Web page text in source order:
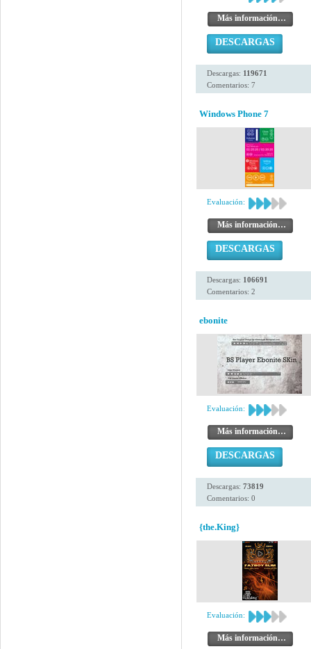
Más información…
DESCARGAS
Descargas: 119671
Comentarios: 7
Windows Phone 7
Evaluación:
Más información…
DESCARGAS
Descargas: 106691
Comentarios: 2
ebonite
Evaluación:
Más información…
DESCARGAS
Descargas: 73819
Comentarios: 0
{the.King}
Evaluación:
Más información…